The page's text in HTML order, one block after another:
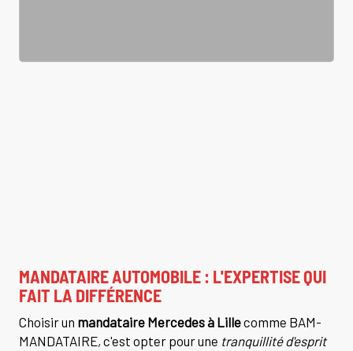
MANDATAIRE AUTOMOBILE : L'EXPERTISE QUI
FAIT LA DIFFÉRENCE
Choisir un mandataire Mercedes à Lillecomme BAM-
MANDATAIRE, c'est opter pour une tranquillité d'esprit